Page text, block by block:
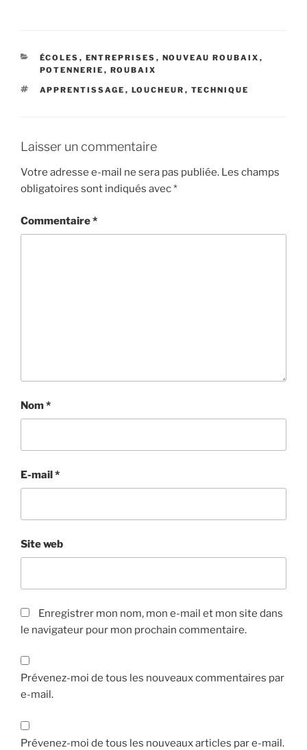
CATÉGORIES
ÉCOLES , ENTREPRISES , NOUVEAU ROUBAIX ,
POTENNERIE , ROUBAIX
ÉTIQUETTES
APPRENTISSAGE , LOUCHEUR , TECHNIQUE
Laisser un commentaire
Votre adresse e-mail ne sera pas publiée. Les champs
obligatoires sont indiqués avec*
Commentaire*
Nom*
E-mail*
Site web
Enregistrer mon nom, mon e-mail et mon site dans
le navigateur pour mon prochain commentaire.
Prévenez-moi de tous les nouveaux commentaires par
e-mail.
Prévenez-moi de tous les nouveaux articles par e-mail.